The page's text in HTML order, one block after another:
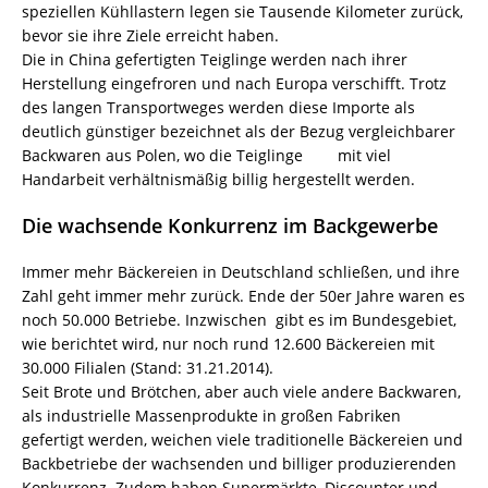
speziellen Kühllastern legen sie Tausende Kilometer zurück,
bevor sie ihre Ziele erreicht haben.
Die in China gefertigten Teiglinge werden nach ihrer
Herstellung eingefroren und nach Europa verschifft. Trotz
des langen Transportweges werden diese Importe als
deutlich günstiger bezeichnet als der Bezug vergleichbarer
Backwaren aus Polen, wo die Teiglinge mit viel
Handarbeit verhältnismäßig billig hergestellt werden.
Die wachsende Konkurrenz im Backgewerbe
Immer mehr Bäckereien in Deutschland schließen, und ihre
Zahl geht immer mehr zurück. Ende der 50er Jahre waren es
noch 50.000 Betriebe. Inzwischen gibt es im Bundesgebiet,
wie berichtet wird, nur noch rund 12.600 Bäckereien mit
30.000 Filialen (Stand: 31.21.2014).
Seit Brote und Brötchen, aber auch viele andere Backwaren,
als industrielle Massenprodukte in großen Fabriken
gefertigt werden, weichen viele traditionelle Bäckereien und
Backbetriebe der wachsenden und billiger produzierenden